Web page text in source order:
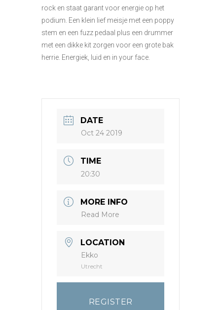
rock en staat garant voor energie op het
podium. Een klein lief meisje met een poppy
stem en een fuzz pedaal plus een drummer
met een dikke kit zorgen voor een grote bak
herrie. Energiek, luid en in your face.
DATE
Oct 24 2019
TIME
20:30
MORE INFO
Read More
LOCATION
Ekko
Utrecht
REGISTER